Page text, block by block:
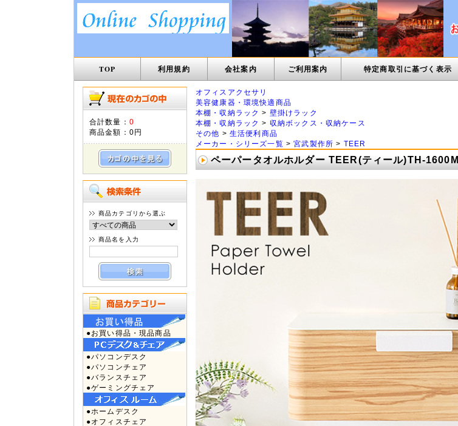
TOP 利用規約 会社案内 ご利用案内 特定商取引に基づく表示
合計数量： 0
商品金額： 0円
商品カテゴリから選ぶ
商品名を入力
●お買い得品・現品商品
●パソコンデスク
●パソコンチェア
●バランスチェア
●ゲーミングチェア
●ホームデスク
●オフィスチェア
オフィスアクセサリ
美容健康器・環境快適商品
本棚・収納ラック > 壁掛けラック
本棚・収納ラック > 収納ボックス・収納ケース
その他 > 生活便利商品
メーカー・シリーズ一覧 >宮武製作所 > TEER
ペーパータオルホルダー TEER(ティール)TH-1600M